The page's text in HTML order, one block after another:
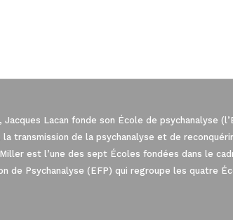
Jacques Lacan fonde son École de psychanalyse
la transmission de la psychanalyse et de
est l’une des sept Écoles fondées dans le
de Psychanalyse (EFP) qui regroupe les quatre